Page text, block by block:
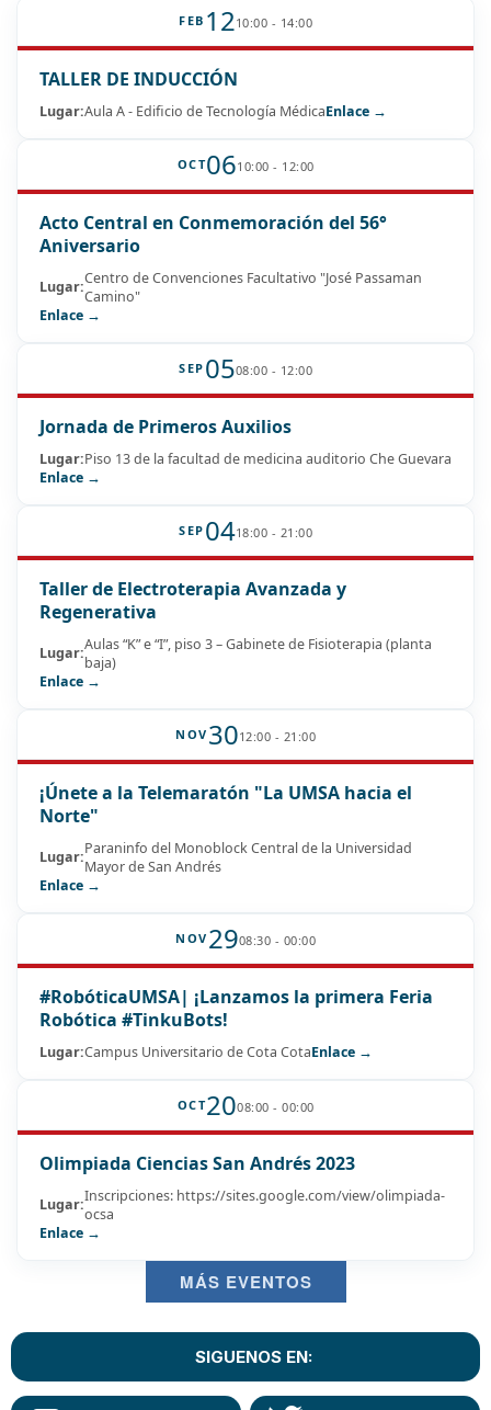
FEB 1210:00 - 14:00
TALLER DE INDUCCIÓN
Lugar:Aula A - Edificio de Tecnología MédicaEnlace →
OCT0610:00 - 12:00
Acto Central en Conmemoración del 56°
Aniversario
Lugar:Centro de Convenciones Facultativo "José Passaman
Camino"
Enlace →
SEP 0508:00 - 12:00
Jornada de Primeros Auxilios
Lugar:Piso 13 de la facultad de medicina auditorio Che Guevara
Enlace →
SEP 0418:00 - 21:00
Taller de Electroterapia Avanzada y
Regenerativa
Lugar:Aulas “K” e “I”, piso 3 – Gabinete de Fisioterapia (planta
baja)
Enlace →
NOV 3012:00 - 21:00
¡Únete a la Telemaratón "La UMSA hacia el
Norte"
Lugar:Paraninfo del Monoblock Central de la Universidad
Mayor de San Andrés
Enlace →
NOV 2908:30 - 00:00
#RobóticaUMSA| ¡Lanzamos la primera Feria
Robótica #TinkuBots!
Lugar:Campus Universitario de Cota CotaEnlace →
OCT2008:00 - 00:00
Olimpiada Ciencias San Andrés 2023
Lugar:Inscripciones: https://sites.google.com/view/olimpiada-
ocsa
Enlace →
MÁS EVENTOS
SIGUENOS EN: